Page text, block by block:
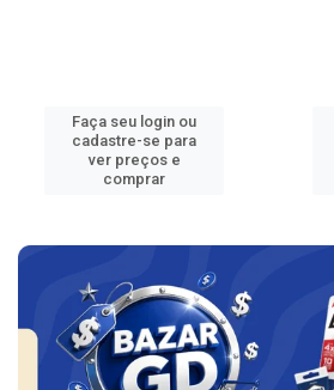
Faça seu login ou
cadastre-se para
ver preços e
comprar